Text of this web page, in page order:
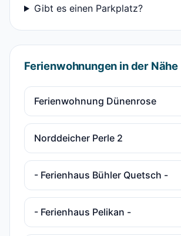
Gibt es einen Parkplatz?
Ferienwohnungen in der Nähe
Ferienwohnung Dünenrose
Norddeicher Perle 2
- Ferienhaus Bühler Quetsch -
- Ferienhaus Pelikan -